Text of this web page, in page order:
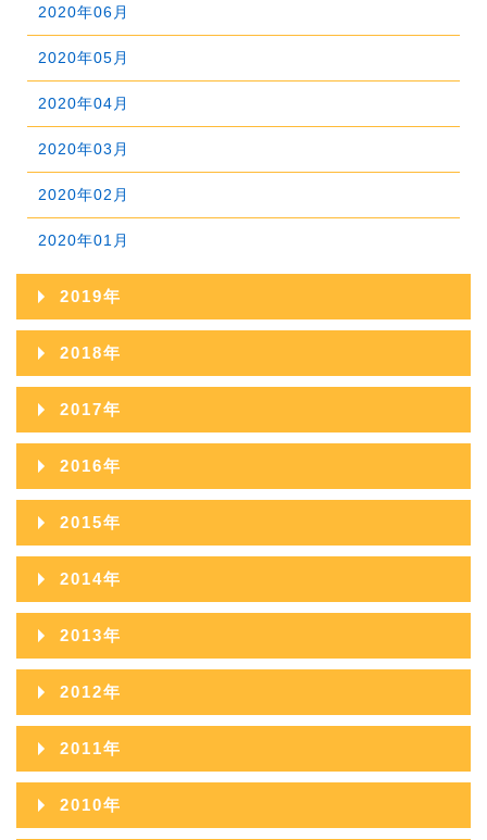
2024年01月
2023年02月
2023年01月
2022年03月
2022年02月
2022年01月
2020年06月
2020年05月
2020年04月
2020年03月
2020年02月
2020年01月
2019年
2019年12月
2019年11月
2019年10月
2019年09月
2019年08月
2019年07月
2019年06月
2019年05月
2019年03月
2019年02月
2018年
2018年12月
2018年11月
2018年10月
2018年09月
2018年08月
2018年07月
2018年06月
2018年05月
2018年03月
2017年
2017年12月
2017年11月
2017年10月
2017年09月
2017年08月
2017年07月
2017年06月
2017年05月
2016年
2016年12月
2016年11月
2016年10月
2016年09月
2016年08月
2016年07月
2016年06月
2016年05月
2015年
2015年12月
2015年11月
2015年10月
2015年09月
2015年08月
2015年07月
2014年
2014年12月
2014年11月
2014年10月
2014年09月
2014年08月
2013年
2013年12月
2013年11月
2013年10月
2013年09月
2012年
2012年12月
2012年11月
2012年10月
2011年
2011年12月
2010年